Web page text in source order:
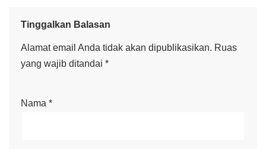
Tinggalkan Balasan
Alamat email Anda tidak akan dipublikasikan. Ruas
yang wajib ditandai *
Nama *